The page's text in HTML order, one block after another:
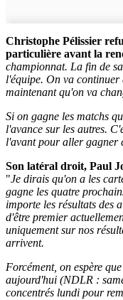
Christophe Pélissier
particulière avant la
championnat. La fin de
l'équipe. On va continuer
maintenant qu'on va
Si on gagne les matchs
l'avance sur les autres.
l'avant pour aller gagner
Son latéral droit, Paul
"Je dirais qu'on a les
gagne les quatre
importe les résultats des
d'être premier
uniquement sur nos
arrivent.
Forcément, on espère
aujourd'hui (NDLR :
concentrés lundi pour